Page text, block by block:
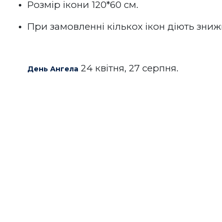
Розмір ікони 120*60 см.
При замовленні кількох ікон діють
День Ангела 24 квітня, 27 серпня.